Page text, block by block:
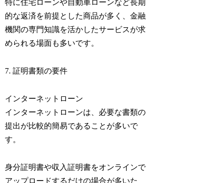
特に住宅ローンや自動車ローンなど長期
的な返済を前提とした商品が多く、金融
機関の専門知識を活かしたサービスが求
められる場面も多いです。
7. 証明書類の要件
インターネットローン
インターネットローンは、必要な書類の
提出が比較的簡易であることが多いで
す。
身分証明書や収入証明書をオンラインで
アップロードするだけの場合が多いた